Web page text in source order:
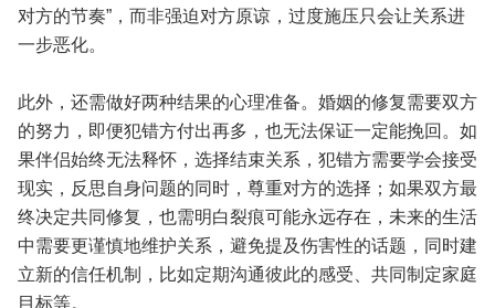
对方的节奏”，而非强迫对方原谅，过度施压只会让关系进
一步恶化。
此外，还需做好两种结果的心理准备。婚姻的修复需要双方
的努力，即便犯错方付出再多，也无法保证一定能挽回。如
果伴侣始终无法释怀，选择结束关系，犯错方需要学会接受
现实，反思自身问题的同时，尊重对方的选择；如果双方最
终决定共同修复，也需明白裂痕可能永远存在，未来的生活
中需要更谨慎地维护关系，避免提及伤害性的话题，同时建
立新的信任机制，比如定期沟通彼此的感受、共同制定家庭
目标等。